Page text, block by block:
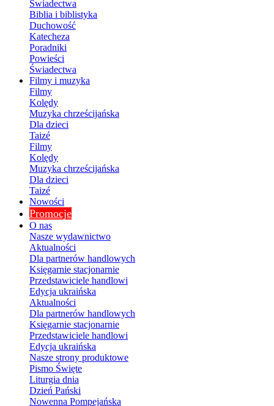
Świadectwa
Biblia i biblistyka
Duchowość
Katecheza
Poradniki
Powieści
Świadectwa
Filmy i muzyka
Filmy
Kolędy
Muzyka chrześcijańska
Dla dzieci
Taizé
Filmy
Kolędy
Muzyka chrześcijańska
Dla dzieci
Taizé
Nowości
Promocje
O nas
Nasze wydawnictwo
Aktualności
Dla partnerów handlowych
Księgarnie stacjonarnie
Przedstawiciele handlowi
Edycja ukraińska
Aktualności
Dla partnerów handlowych
Księgarnie stacjonarnie
Przedstawiciele handlowi
Edycja ukraińska
Nasze strony produktowe
Pismo Święte
Liturgia dnia
Dzień Pański
Nowenna Pompejańska